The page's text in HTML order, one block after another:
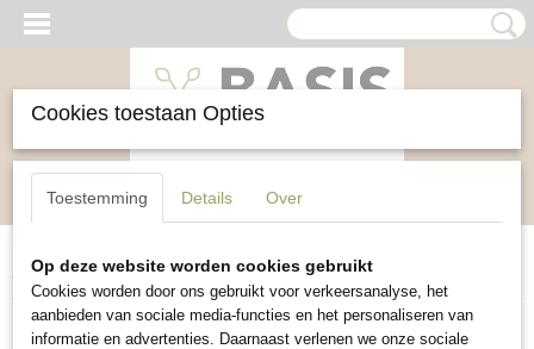
Inloggen Registreren
Home>Groente>Mizuna Red Frills
Cookies toestaan Opties
Toestemming Details Over
Op deze website worden cookies gebruikt
Cookies worden door ons gebruikt voor verkeersanalyse, het
aanbieden van sociale media-functies en het personaliseren van
informatie en advertenties. Daarnaast verlenen we onze sociale